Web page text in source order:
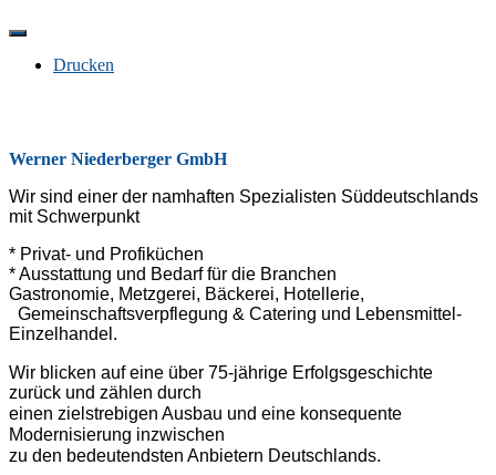
Drucken
Werner Niederberger GmbH
Wir sind einer der namhaften Spezialisten Süddeutschlands
mit Schwerpunkt
* Privat- und Profiküchen
* Ausstattung und Bedarf für die Branchen
Gastronomie, Metzgerei, Bäckerei, Hotellerie,
Gemeinschaftsverpflegung & Catering und Lebensmittel-
Einzelhandel.
Wir blicken auf eine über 75-jährige Erfolgsgeschichte
zurück und zählen durch
einen zielstrebigen Ausbau und eine konsequente
Modernisierung inzwischen
zu den bedeutendsten Anbietern Deutschlands.